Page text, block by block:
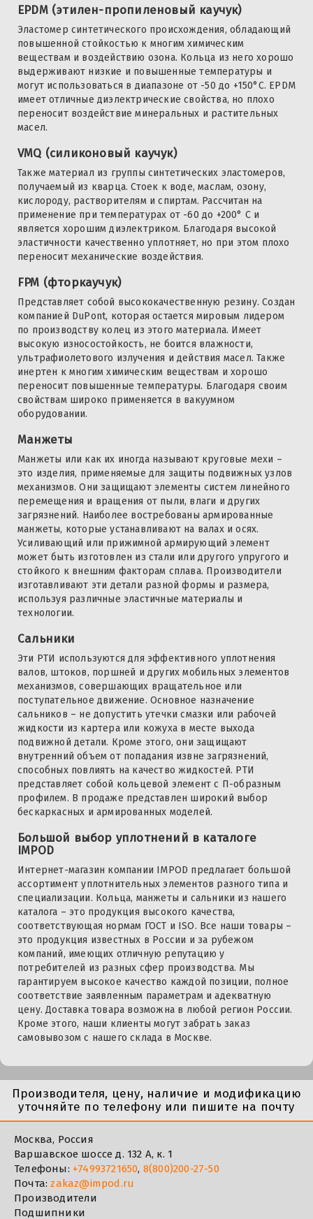
EPDM (этилен-пропиленовый каучук)
Эластомер синтетического происхождения, обладающий
повышенной стойкостью к многим химическим
веществам и воздействию озона. Кольца из него хорошо
выдерживают низкие и повышенные температуры и
могут использоваться в диапазоне от -50 до +150°C. EPDM
имеет отличные диэлектрические свойства, но плохо
переносит воздействие минеральных и растительных
масел.
VMQ (силиконовый каучук)
Также материал из группы синтетических эластомеров,
получаемый из кварца. Стоек к воде, маслам, озону,
кислороду, растворителям и спиртам. Рассчитан на
применение при температурах от -60 до +200° C и
является хорошим диэлектриком. Благодаря высокой
эластичности качественно уплотняет, но при этом плохо
переносит механические воздействия.
FPM (фторкаучук)
Представляет собой высококачественную резину. Создан
компанией DuPont, которая остается мировым лидером
по производству колец из этого материала. Имеет
высокую износостойкость, не боится влажности,
ультрафиолетового излучения и действия масел. Также
инертен к многим химическим веществам и хорошо
переносит повышенные температуры. Благодаря своим
свойствам широко применяется в вакуумном
оборудовании.
Манжеты
Манжеты или как их иногда называют круговые мехи –
это изделия, применяемые для защиты подвижных узлов
механизмов. Они защищают элементы систем линейного
перемещения и вращения от пыли, влаги и других
загрязнений. Наиболее востребованы армированные
манжеты, которые устанавливают на валах и осях.
Усиливающий или прижимной армирующий элемент
может быть изготовлен из стали или другого упругого и
стойкого к внешним факторам сплава. Производители
изготавливают эти детали разной формы и размера,
используя различные эластичные материалы и
технологии.
Сальники
Эти РТИ используются для эффективного уплотнения
валов, штоков, поршней и других мобильных элементов
механизмов, совершающих вращательное или
поступательное движение. Основное назначение
сальников – не допустить утечки смазки или рабочей
жидкости из картера или кожуха в месте выхода
подвижной детали. Кроме этого, они защищают
внутренний объем от попадания извне загрязнений,
способных повлиять на качество жидкостей. РТИ
представляет собой кольцевой элемент с П-образным
профилем. В продаже представлен широкий выбор
бескаркасных и армированных моделей.
Большой выбор уплотнений в каталоге
IMPOD
Интернет-магазин компании IMPOD предлагает большой
ассортимент уплотнительных элементов разного типа и
специализации. Кольца, манжеты и сальники из нашего
каталога – это продукция высокого качества,
соответствующая нормам ГОСТ и ISO. Все наши товары –
это продукция известных в России и за рубежом
компаний, имеющих отличную репутацию у
потребителей из разных сфер производства. Мы
гарантируем высокое качество каждой позиции, полное
соответствие заявленным параметрам и адекватную
цену. Доставка товара возможна в любой регион России.
Кроме этого, наши клиенты могут забрать заказ
самовывозом с нашего склада в Москве.
Производителя, цену, наличие и модификацию
уточняйте по телефону или пишите на почту
Москва, Россия
Варшавское шоссе д. 132 А, к. 1
Телефоны: +74993721650, 8(800)200-27-50
Почта:zakaz@impod.ru
Производители
Подшипники